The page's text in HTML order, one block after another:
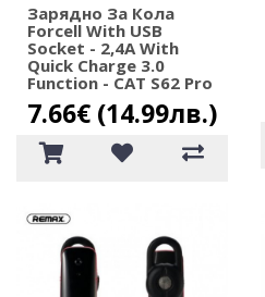
Зарядно За Кола
Forcell With USB
Socket - 2,4A With
Quick Charge 3.0
Function - CAT S62 Pro
7.66€ (14.99лв.)